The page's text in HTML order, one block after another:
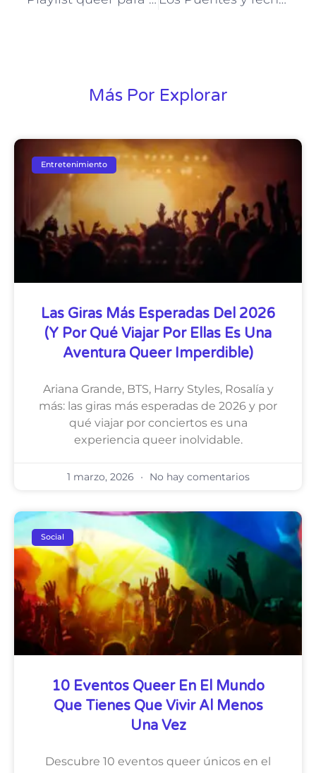
Más Por Explorar
Entretenimiento
Las Giras Más Esperadas Del 2026
(y Por Qué Viajar Por Ellas Es Una
Aventura Queer Imperdible)
Ariana Grande, BTS, Harry Styles, Rosalía y
más: las giras más esperadas de 2026 y por
qué viajar por conciertos es una
experiencia queer inolvidable.
1 marzo, 2026 No hay comentarios
Social
10 Eventos Queer En El Mundo
Que Tienes Que Vivir Al Menos
Una Vez
Descubre 10 eventos queer únicos en el